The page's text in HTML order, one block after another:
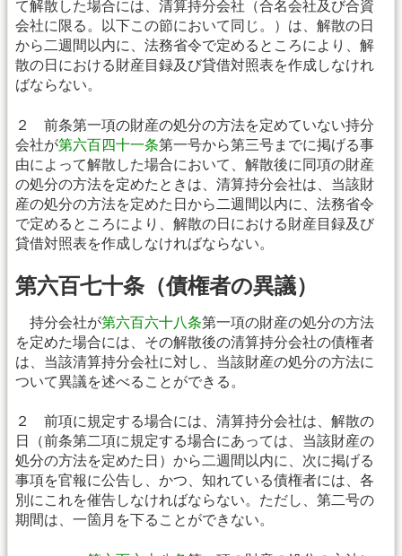
て解散した場合には、清算持分会社（合名会社及び合資
会社に限る。以下この節において同じ。）は、解散の日
から二週間以内に、法務省令で定めるところにより、解
散の日における財産目録及び貸借対照表を作成しなけれ
ばならない。
２ 前条第一項の財産の処分の方法を定めていない持分
会社が第六百四十一条第一号から第三号までに掲げる事
由によって解散した場合において、解散後に同項の財産
の処分の方法を定めたときは、清算持分会社は、当該財
産の処分の方法を定めた日から二週間以内に、法務省令
で定めるところにより、解散の日における財産目録及び
貸借対照表を作成しなければならない。
第六百七十条（債権者の異議）
持分会社が第六百六十八条第一項の財産の処分の方法
を定めた場合には、その解散後の清算持分会社の債権者
は、当該清算持分会社に対し、当該財産の処分の方法に
ついて異議を述べることができる。
２ 前項に規定する場合には、清算持分会社は、解散の
日（前条第二項に規定する場合にあっては、当該財産の
処分の方法を定めた日）から二週間以内に、次に掲げる
事項を官報に公告し、かつ、知れている債権者には、各
別にこれを催告しなければならない。ただし、第二号の
期間は、一箇月を下ることができない。